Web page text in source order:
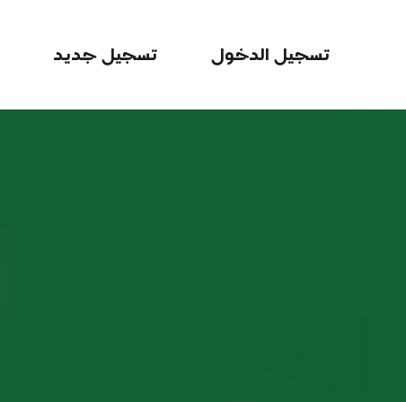
تسجيل جديد تسجيل الدخول